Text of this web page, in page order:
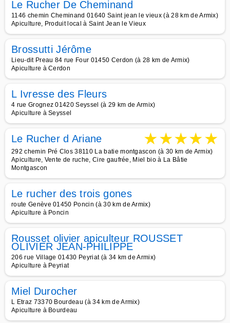
Le Rucher De Cheminand
1146 chemin Cheminand 01640 Saint jean le vieux (à 28 km de Armix)
Apiculture, Produit local à Saint Jean le Vieux
Brossutti Jérôme
Lieu-dit Preau 84 rue Four 01450 Cerdon (à 28 km de Armix)
Apiculture à Cerdon
L Ivresse des Fleurs
4 rue Grognez 01420 Seyssel (à 29 km de Armix)
Apiculture à Seyssel
Le Rucher d Ariane ★★★★★
292 chemin Pré Clos 38110 La batie montgascon (à 30 km de Armix)
Apiculture, Vente de ruche, Cire gaufrée, Miel bio à La Bâtie
Montgascon
Le rucher des trois gones
route Genève 01450 Poncin (à 30 km de Armix)
Apiculture à Poncin
Rousset olivier apiculteur ROUSSET
OLIVIER JEAN-PHILIPPE
206 rue Village 01430 Peyriat (à 34 km de Armix)
Apiculture à Peyriat
Miel Durocher
L Etraz 73370 Bourdeau (à 34 km de Armix)
Apiculture à Bourdeau